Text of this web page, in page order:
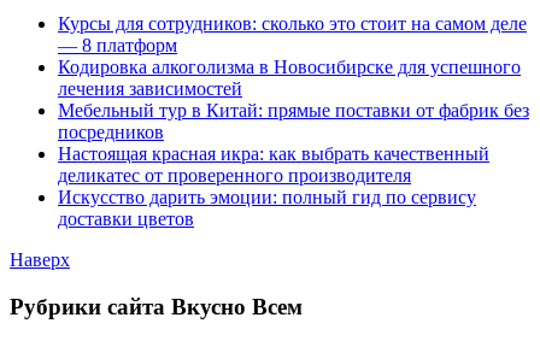
Курсы для сотрудников: сколько это стоит на самом деле
— 8 платформ
Кодировка алкоголизма в Новосибирске для успешного
лечения зависимостей
Мебельный тур в Китай: прямые поставки от фабрик без
посредников
Настоящая красная икра: как выбрать качественный
деликатес от проверенного производителя
Искусство дарить эмоции: полный гид по сервису
доставки цветов
Наверх
Рубрики сайта Вкусно Всем